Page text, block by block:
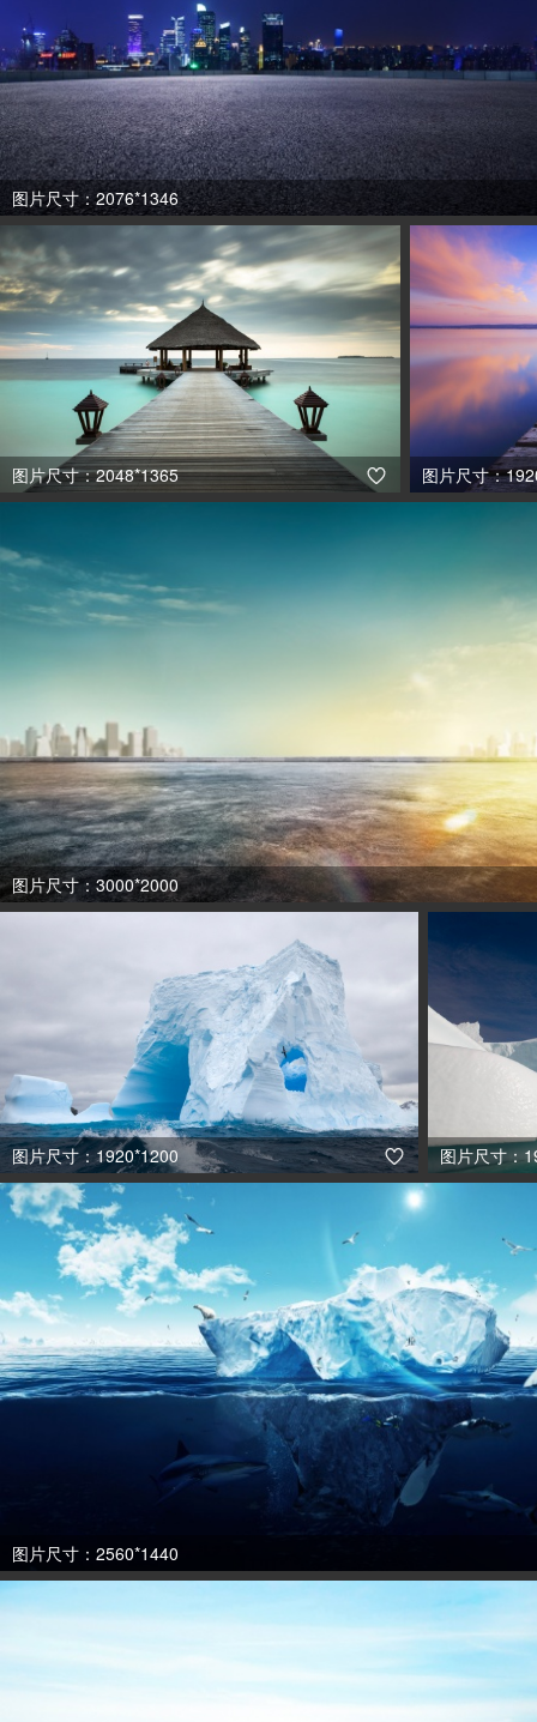
图片尺寸：2076*1346
图片尺寸：2048*1365  图片尺寸：
图片尺寸：3000*2000
图片尺寸：1920*1200  图片尺寸：
图片尺寸：2560*1440